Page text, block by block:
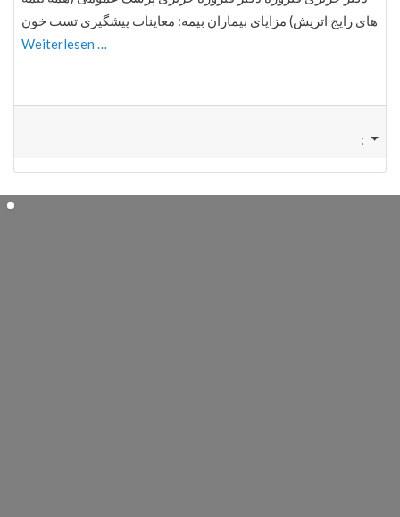
های رایج اتریش) مزایای بیماران بیمه: معاینات پیشگیری تست خون
Weiterlesen …
: